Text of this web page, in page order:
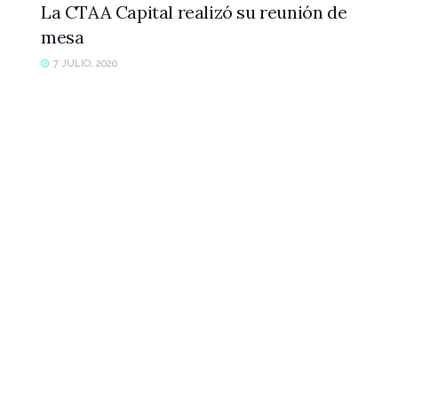
La CTAA Capital realizó su reunión de
mesa
7 JULIO, 2020